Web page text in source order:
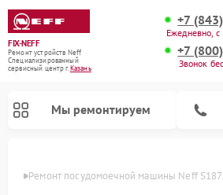
FIX-NEFF
Ремонт устройств Neff
Специализированный
cервисный центр г.Казань
+7
Ежедневно,
+7
Звонок
Мы ремонтируем
Ремонт посудомоечной машины Neff